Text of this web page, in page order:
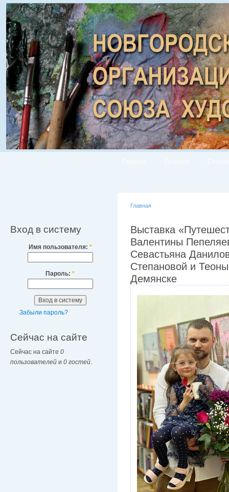
Вход в систему
Имя пользователя: *
Пароль: *
Забыли пароль?
Сейчас на сайте
Сейчас на сайте 0
пользователей и 0 гостей
Главная
Выставка
Валентины
Севастьяна
Степановой и
Демянске